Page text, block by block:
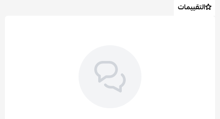
التقييمات